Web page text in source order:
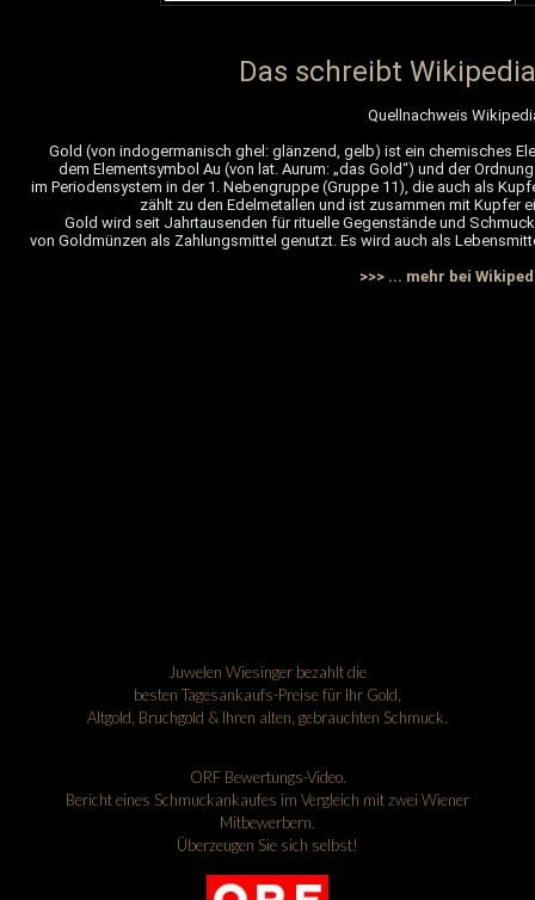
Juwelen Wiesinger bezahlt die
besten Tagesankaufs-Preise für Ihr Gold,
Altgold, Bruchgold & Ihren alten, gebrauchten Schmuck.
ORF Bewertungs-Video.
Bericht eines Schmuckankaufes im Vergleich mit zwei Wiener
Mitbewerbern.
Überzeugen Sie sich selbst!